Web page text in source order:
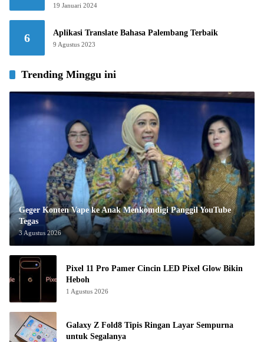
19 Januari 2024
6 Aplikasi Translate Bahasa Palembang Terbaik
9 Agustus 2023
Trending Minggu ini
Geger Konten Vape ke Anak Menkomdigi Panggil YouTube
Tegas
3 Agustus 2026
Pixel 11 Pro Pamer Cincin LED Pixel Glow Bikin
Heboh
1 Agustus 2026
Galaxy Z Fold8 Tipis Ringan Layar Sempurna
untuk Segalanya